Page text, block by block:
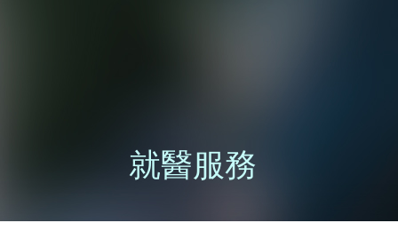
就醫服務